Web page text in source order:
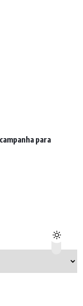
para